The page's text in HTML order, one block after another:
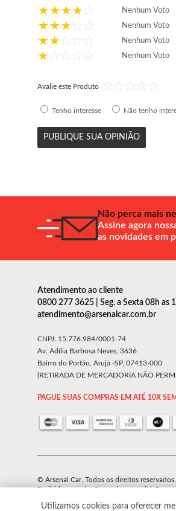
Nenhum Voto
Nenhum Voto
Nenhum Voto
Nenhum Voto
Avalie este Produto
Tenho interesse Não tenho
PUBLIQUE SUA OPINIÃO
Não perca mais
Assine agora
as novidades em
Utilizamos cookies para oferecer
Atendimento ao cliente
0800 277 3625 | Seg. a Sexta 08h as
atendimento@arsenalcar.com.br
CNPJ: 15.776.984/0001-74
Av. Adília Barbosa Neves, 3636
Bairro do Portão, Arujá -SP, 07413-000
(RETIRADA DE MERCADORIA NÃO
PAGUE SUAS COMPRAS EM ATÉ 10X
© Arsenal Car. Todos os direitos reservados.
Proibida reprodução total ou parcial.